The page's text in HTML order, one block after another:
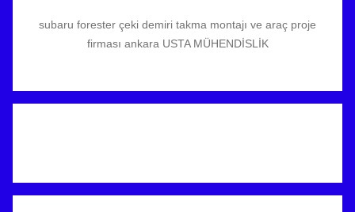
subaru forester çeki demiri takma montajı ve araç proje
firması ankara USTA MÜHENDİSLİK